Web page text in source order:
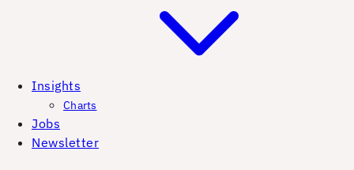
Insights
Charts
Jobs
Newsletter